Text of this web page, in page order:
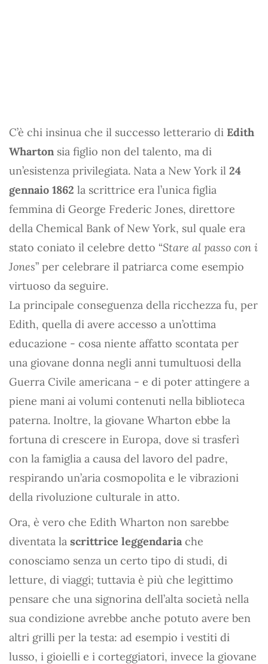
C’è chi insinua che il successo letterario di Edith
Wharton sia figlio non del talento, ma di
un’esistenza privilegiata. Nata a New York il 24
gennaio 1862 la scrittrice era l’unica figlia
femmina di George Frederic Jones, direttore
della Chemical Bank of New York, sul quale era
stato coniato il celebre detto “Stare al passo con i
Jones” per celebrare il patriarca come esempio
virtuoso da seguire.
La principale conseguenza della ricchezza fu, per
Edith, quella di avere accesso a un’ottima
educazione - cosa niente affatto scontata per
una giovane donna negli anni tumultuosi della
Guerra Civile americana - e di poter attingere a
piene mani ai volumi contenuti nella biblioteca
paterna. Inoltre, la giovane Wharton ebbe la
fortuna di crescere in Europa, dove si trasferì
con la famiglia a causa del lavoro del padre,
respirando un’aria cosmopolita e le vibrazioni
della rivoluzione culturale in atto.
Ora, è vero che Edith Wharton non sarebbe
diventata la scrittrice leggendaria che
conosciamo senza un certo tipo di studi, di
letture, di viaggi; tuttavia è più che legittimo
pensare che una signorina dell’alta società nella
sua condizione avrebbe anche potuto avere ben
altri grilli per la testa: ad esempio i vestiti di
lusso, i gioielli e i corteggiatori, invece la giovane